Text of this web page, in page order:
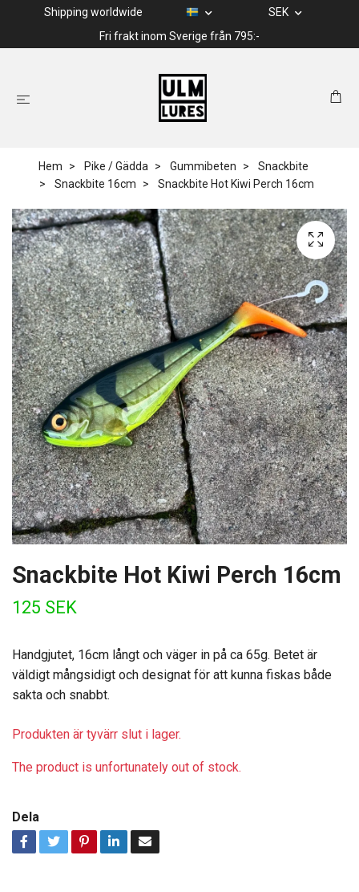
Shipping worldwide
SEK
Fri frakt inom Sverige från 795:-
Hem Pike / Gädda Gummibeten
Snackbite
Snackbite 16cm
Snackbite Hot Kiwi Perch 16cm
Snackbite Hot Kiwi Perch 16cm
125 SEK
Handgjutet, 16cm långt och väger in på ca 65g. Betet är
väldigt mångsidigt och designat för att kunna fiskas både
sakta och snabbt.
Produkten är tyvärr slut i lager.
The product is unfortunately out of stock.
Dela